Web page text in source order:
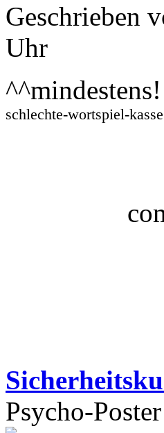
Geschrieben
Uhr
schlechte-wortspiel-
Psycho-Poster